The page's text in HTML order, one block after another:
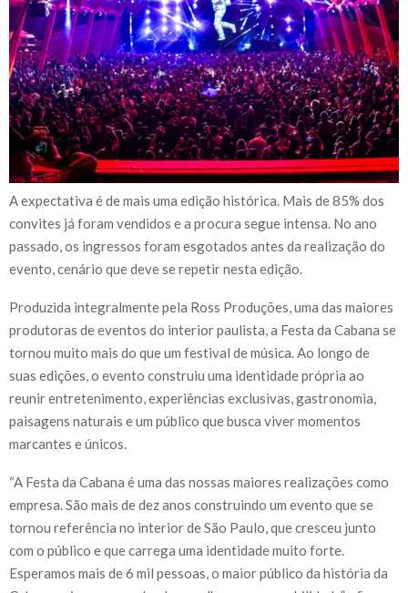
A expectativa é de mais uma edição histórica. Mais de 85% dos
convites já foram vendidos e a procura segue intensa. No ano
passado, os ingressos foram esgotados antes da realização do
evento, cenário que deve se repetir nesta edição.
Produzida integralmente pela Ross Produções, uma das maiores
produtoras de eventos do interior paulista, a Festa da Cabana se
tornou muito mais do que um festival de música. Ao longo de
suas edições, o evento construiu uma identidade própria ao
reunir entretenimento, experiências exclusivas, gastronomia,
paisagens naturais e um público que busca viver momentos
marcantes e únicos.
“A Festa da Cabana é uma das nossas maiores realizações como
empresa. São mais de dez anos construindo um evento que se
tornou referência no interior de São Paulo, que cresceu junto
com o público e que carrega uma identidade muito forte.
Esperamos mais de 6 mil pessoas, o maior público da história da